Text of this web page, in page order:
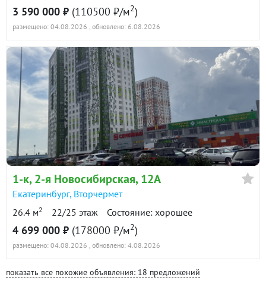
3 590 000 ₽ (110500 ₽/м2)
размещено: 04.08.2026 , обновлено: 6.08.2026
1-к, 2-я Новосибирская, 12А
Екатеринбург, Вторчермет
26.4 м2 22/25 этаж Состояние: хорошее
4 699 000 ₽ (178000 ₽/м2)
размещено: 04.08.2026 , обновлено: 4.08.2026
показать все похожие объявления: 18 предложений